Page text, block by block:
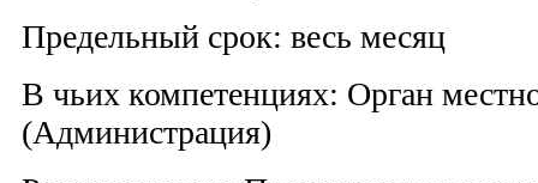
Предельный срок: весь месяц
В чьих компетенциях: Орган
(Администрация)